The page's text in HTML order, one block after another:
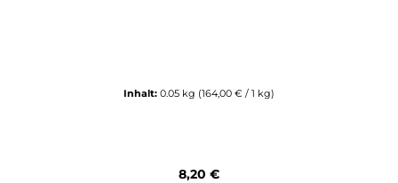
Inhalt: 0.05 kg (164,00 € / 1 kg)
Regulärer Preis:
8,20 €